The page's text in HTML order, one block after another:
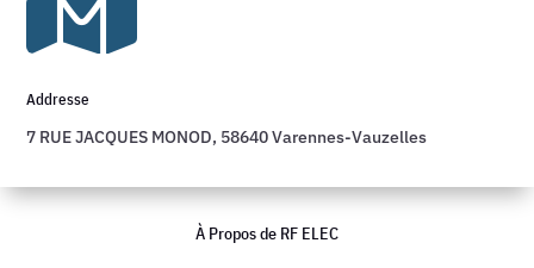
Addresse
7 RUE JACQUES MONOD, 58640 Varennes-Vauzelles
À Propos de RF ELEC